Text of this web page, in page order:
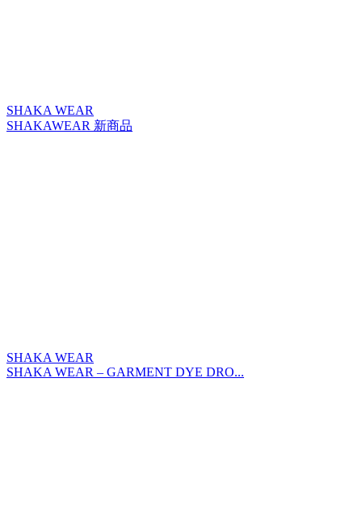
SHAKA WEAR
SHAKAWEAR 新商品
SHAKA WEAR
SHAKA WEAR – GARMENT DYE DRO...